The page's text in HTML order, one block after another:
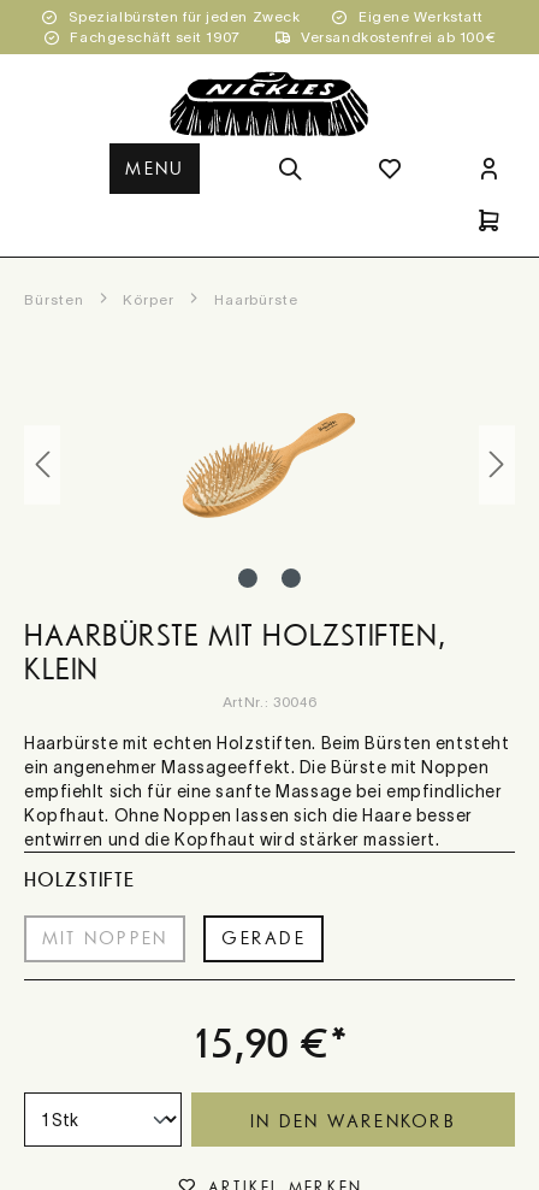
Zum Hauptinhalt springen
Spezialbürsten für jeden Zweck
Eigene Werkstatt
Fachgeschäft seit 1907
Versandkostenfrei ab 100€
MENU
Bürsten Körper Haarbürste
HAARBÜRSTE MIT HOLZSTIFTEN,
KLEIN
ArtNr.: 30046
Haarbürste mit echten Holzstiften. Beim Bürsten entsteht
ein angenehmer Massageeffekt. Die Bürste mit Noppen
empfiehlt sich für eine sanfte Massage bei empfindlicher
Kopfhaut. Ohne Noppen lassen sich die Haare besser
entwirren und die Kopfhaut wird stärker massiert.
HOLZSTIFTE
MIT NOPPEN GERADE
15,90 €*
IN DEN WARENKORB